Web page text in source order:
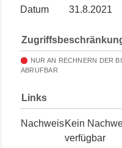
Datum
31.8.2021
NUR AN RECHNERN DER
ABRUFBAR
Links
NachweisKein
verfügbar